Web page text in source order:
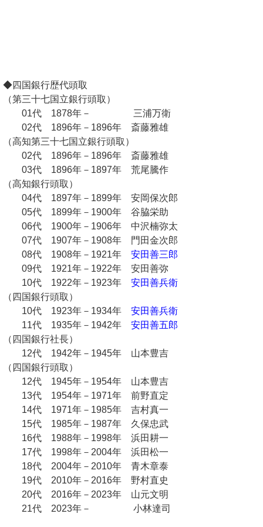
◆四国銀行歴代頭取
（第三十七国立銀行頭取）
01代 1878年－ 三浦万衛
02代 1896年－1896年 斎藤雅雄
（高知第三十七国立銀行頭取）
02代 1896年－1896年 斎藤雅雄
03代 1896年－1897年 荒尾騰作
（高知銀行頭取）
04代 1897年－1899年 安岡保次郎
05代 1899年－1900年 谷脇栄助
06代 1900年－1906年 中沢楠弥太
07代 1907年－1908年 門田金次郎
08代 1908年－1921年 安田善三郎
09代 1921年－1922年 安田善弥
10代 1922年－1923年 安田善兵衛
（四国銀行頭取）
10代 1923年－1934年 安田善兵衛
11代 1935年－1942年 安田善五郎
（四国銀行社長）
12代 1942年－1945年 山本豊吉
（四国銀行頭取）
12代 1945年－1954年 山本豊吉
13代 1954年－1971年 前野直定
14代 1971年－1985年 吉村真一
15代 1985年－1987年 久保忠武
16代 1988年－1998年 浜田耕一
17代 1998年－2004年 浜田松一
18代 2004年－2010年 青木章泰
19代 2010年－2016年 野村直史
20代 2016年－2023年 山元文明
21代 2023年－ 小林達司